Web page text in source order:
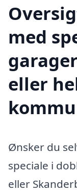
med
eller
Ønsker du
speciale i
eller